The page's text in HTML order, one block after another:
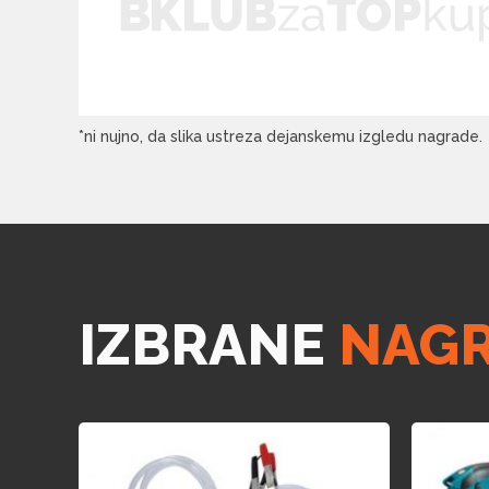
*ni nujno, da slika ustreza dejanskemu izgledu nagrade.
IZBRANE